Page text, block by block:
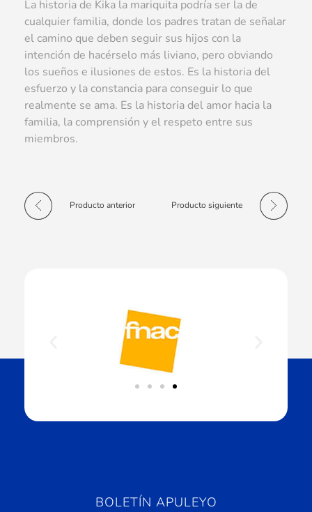
La historia de Kika la mariquita podría ser la de
cualquier familia, donde los padres tratan de señalar
el camino que deben seguir sus hijos con la
intención de hacérselo más liviano, pero obviando
los sueños e ilusiones de estos. Es la historia del
esfuerzo y la constancia para conseguir lo que
realmente se ama. Es la historia del amor hacia la
familia, la comprensión y el respeto entre sus
miembros.
Producto anterior Producto siguiente
BOLETÍN APULEYO